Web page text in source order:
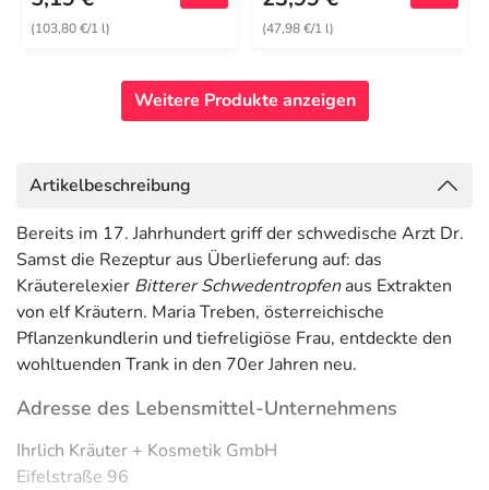
(103,80 €/1 l) (47,98 €/1 l)
Weitere Produkte anzeigen
Artikelbeschreibung
Bereits im 17. Jahrhundert griff der schwedische Arzt Dr.
Samst die Rezeptur aus Überlieferung auf: das
Kräuterelexier Bitterer Schwedentropfenaus Extrakten
von elf Kräutern. Maria Treben, österreichische
Pflanzenkundlerin und tiefreligiöse Frau, entdeckte den
wohltuenden Trank in den 70er Jahren neu.
Adresse des Lebensmittel-Unternehmens
Ihrlich Kräuter + Kosmetik GmbH
Eifelstraße 96